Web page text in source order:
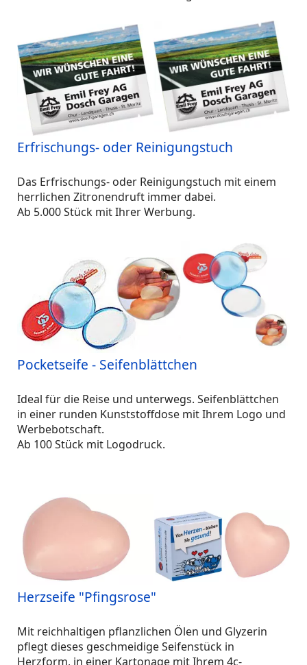
Erfrischungs- oder Reinigungstuch
Das Erfrischungs- oder Reinigungstuch mit einem
herrlichen Zitronendruft immer dabei.
Ab 5.000 Stück mit Ihrer Werbung.
Pocketseife - Seifenblättchen
Ideal für die Reise und unterwegs. Seifenblättchen
in einer runden Kunststoffdose mit Ihrem Logo und
Werbebotschaft.
Ab 100 Stück mit Logodruck.
Herzseife "Pfingsrose"
Mit reichhaltigen pflanzlichen Ölen und Glyzerin
pflegt dieses geschmeidige Seifenstück in
Herzform, in einer Kartonage mit Ihrem 4c-